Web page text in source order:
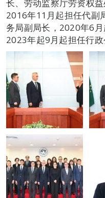
长、劳动监察厅劳资权
2016年11月起担任代副
务局副局长，2020年6月
2023年起9月起担任行政